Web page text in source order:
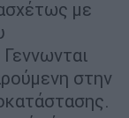
με
στην